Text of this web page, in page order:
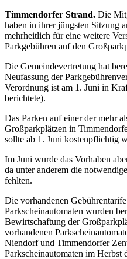
Timmendorfer Strand. Die
haben in ihrer jüngsten Sitzung
mehrheitlich für eine weitere
Parkgebühren auf den
Die Gemeindevertretung hat
Neufassung der
Verordnung ist am 1. Juni in
berichtete).
Das Parken auf einer der mehr
Großparkplätzen in
sollte ab 1. Juni kostenpflichtig
Im Juni wurde das Vorhaben
da unter anderem die
fehlten.
Die vorhandenen
Parkscheinautomaten wurden
Bewirtschaftung der
vorhandenen
Niendorf und Timmendorfer
Parkscheinautomaten im Herbst